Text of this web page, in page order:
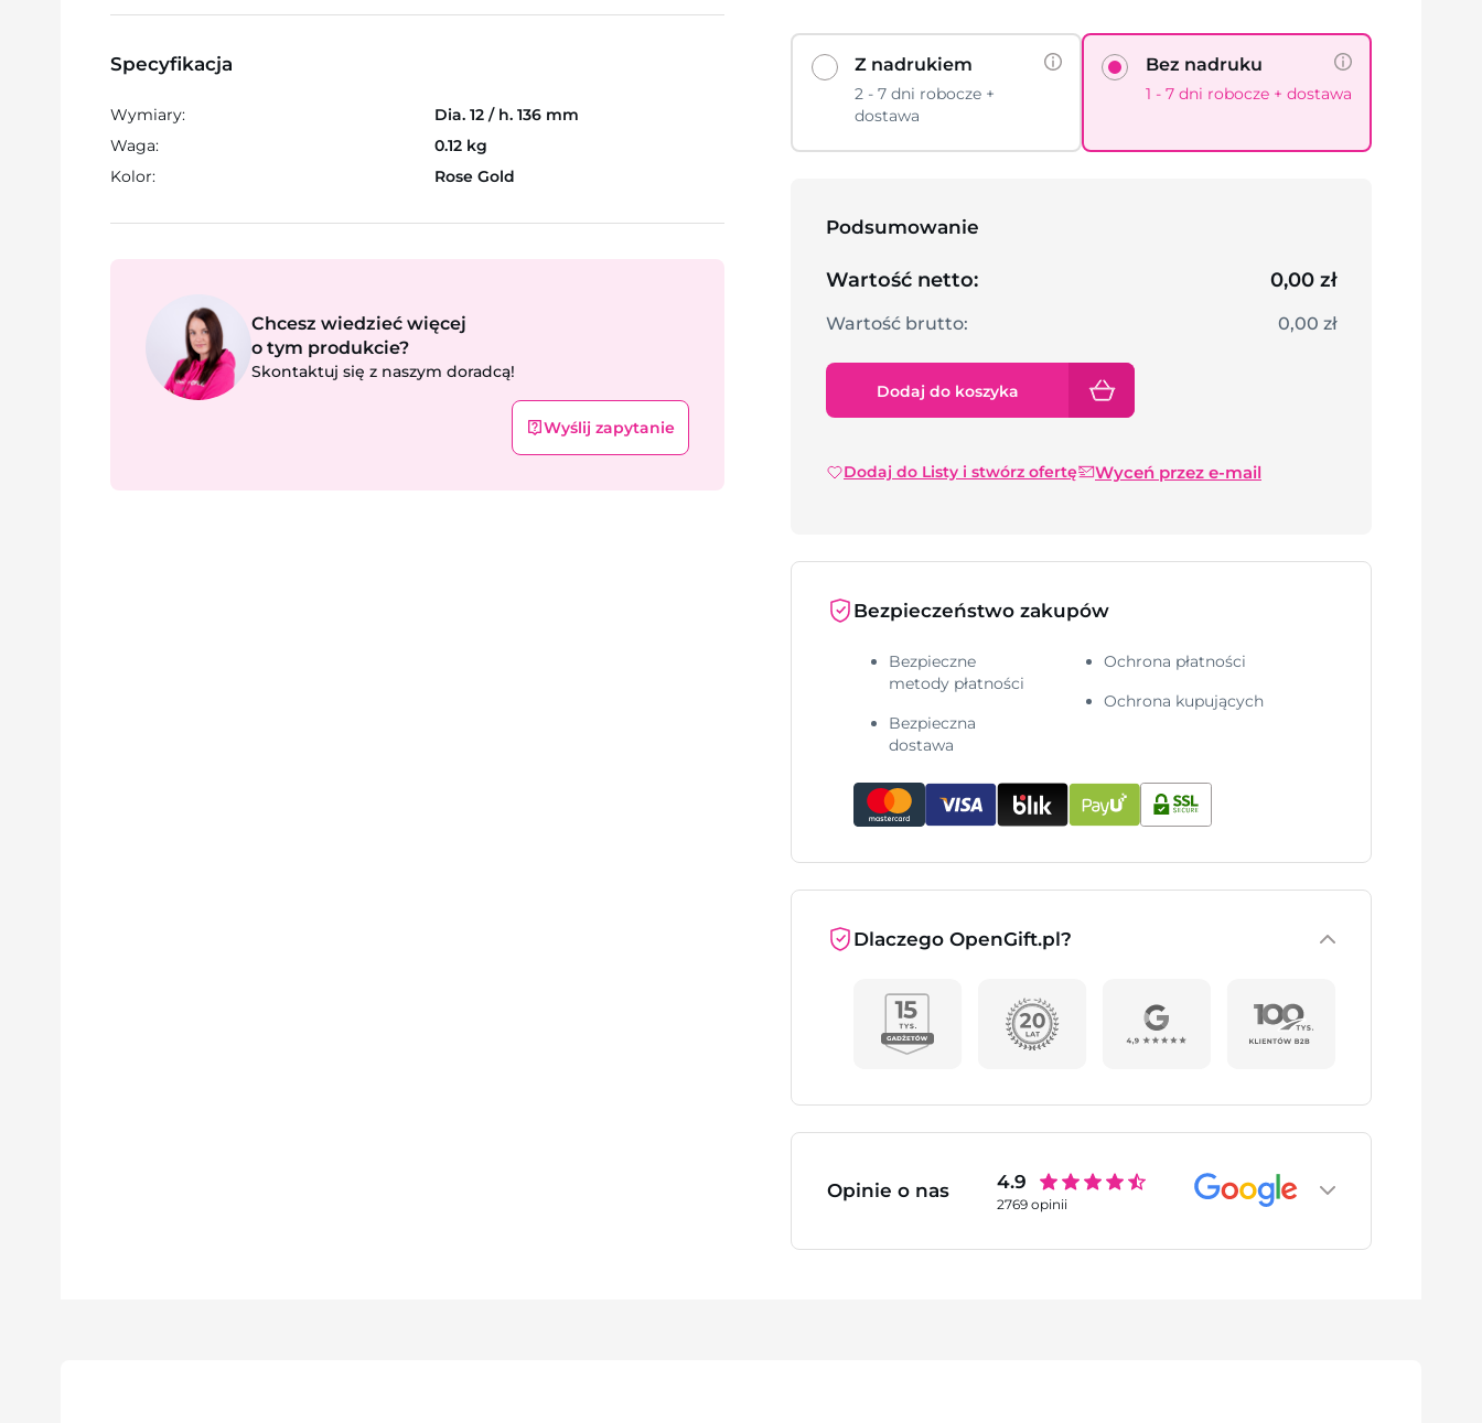
Specyfikacja
Wymiary:
Dia. 12 / h. 136 mm
Waga:
0.12 kg
Kolor:
Rose Gold
Chcesz wiedzieć więcej
o tym produkcie?
Skontaktuj się z naszym doradcą!
Wyślij zapytanie
Z nadrukiem
2 - 7 dni robocze +
dostawa
Bez nadruku
1 - 7 dni robocze + dostawa
Podsumowanie
Wartość netto: 0,00 zł
Wartość brutto: 0,00 zł
Dodaj do koszyka
Dodaj do Listy i stwórz ofertę Wyceń przez e-mail
Bezpieczeństwo zakupów
Bezpieczne
metody płatności
Bezpieczna
dostawa
Ochrona płatności
Ochrona kupujących
Dlaczego OpenGift.pl?
Opinie o nas 4.9
2769opinii